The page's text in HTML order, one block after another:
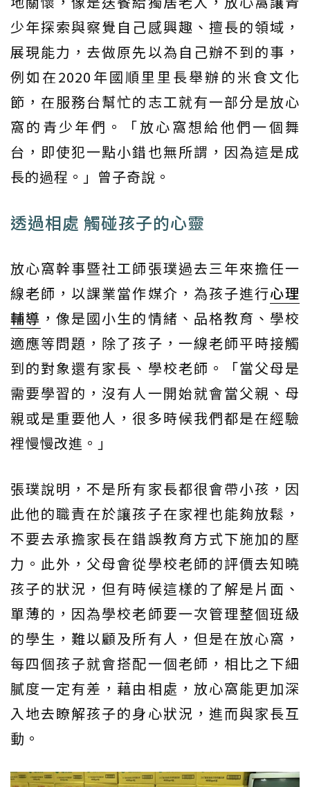
少年探索與察覺自己感興趣、擅長的領域，
展現能力，去做原先以為自己辦不到的事，
例如在2020年國順里里長舉辦的米食文化
節，在服務台幫忙的志工就有一部分是放心
窩的青少年們。「放心窩想給他們一個舞
台，即使犯一點小錯也無所謂，因為這是成
長的過程。」曾子奇說。
透過相處 觸碰孩子的心靈
放心窩幹事暨社工師張璞過去三年來擔任一
線老師，以課業當作媒介，為孩子進行心理
輔導 ，像是國小生的情緒、品格教育、學校
適應等問題，除了孩子，一線老師平時接觸
到的對象還有家長、學校老師。「當父母是
需要學習的，沒有人一開始就會當父親、母
親或是重要他人，很多時候我們都是在經驗
裡慢慢改進。」
張璞說明，不是所有家長都很會帶小孩，因
此他的職責在於讓孩子在家裡也能夠放鬆，
不要去承擔家長在錯誤教育方式下施加的壓
力。此外，父母會從學校老師的評價去知曉
孩子的狀況，但有時候這樣的了解是片面、
單薄的，因為學校老師要一次管理整個班級
的學生，難以顧及所有人，但是在放心窩，
每四個孩子就會搭配一個老師，相比之下細
膩度一定有差，藉由相處，放心窩能更加深
入地去瞭解孩子的身心狀況，進而與家長互
動。